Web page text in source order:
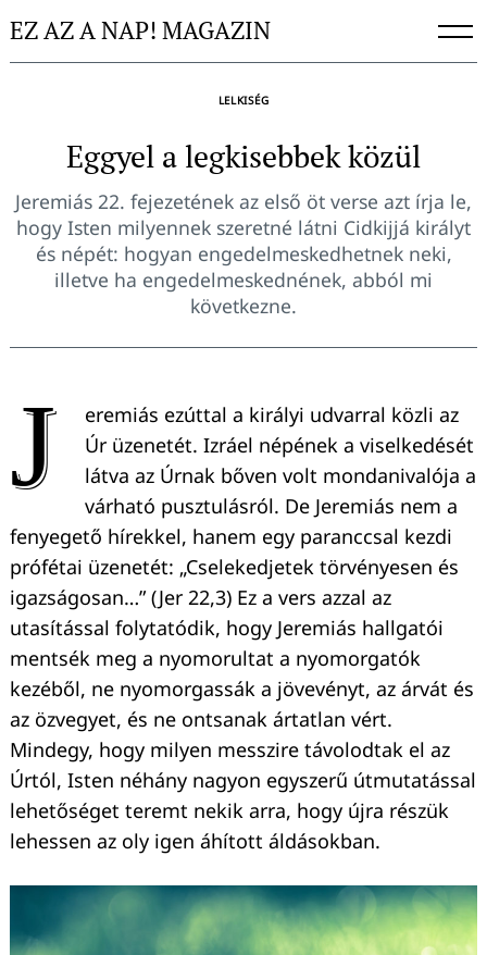
toEZ AZ A NAP! MAGAZIN
LELKISÉG
Eggyel a legkisebbek közül
Jeremiás 22. fejezetének az első öt verse azt írja le,
hogy Isten milyennek szeretné látni Cidkijjá királyt
és népét: hogyan engedelmeskedhetnek neki,
illetve ha engedelmeskednének, abból mi
következne.
J
eremiás ezúttal a királyi udvarral közli az
Úr üzenetét. Izráel népének a viselkedését
látva az Úrnak bőven volt mondanivalója a
várható pusztulásról. De Jeremiás nem a
fenyegető hírekkel, hanem egy paranccsal kezdi
prófétai üzenetét: „Cselekedjetek törvényesen és
igazságosan…” (Jer 22,3) Ez a vers azzal az
utasítással folytatódik, hogy Jeremiás hallgatói
mentsék meg a nyomorultat a nyomorgatók
kezéből, ne nyomorgassák a jövevényt, az árvát és
az özvegyet, és ne ontsanak ártatlan vért.
Mindegy, hogy milyen messzire távolodtak el az
Úrtól, Isten néhány nagyon egyszerű útmutatással
lehetőséget teremt nekik arra, hogy újra részük
lehessen az oly igen áhított áldásokban.